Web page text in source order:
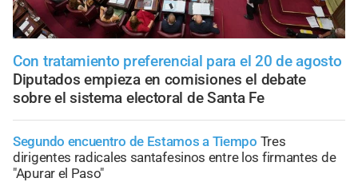
Con tratamiento preferencial para el 20 de agosto
Diputados empieza en comisiones el debate
sobre el sistema electoral de Santa Fe
Segundo encuentro de Estamos a Tiempo Tres
dirigentes radicales santafesinos entre los firmantes de
"Apurar el Paso"